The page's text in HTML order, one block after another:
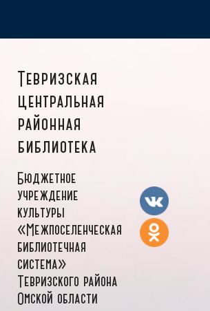
Тевризская
центральная
районная
библиотека
Бюджетное
учреждение
культуры
«Межпоселенческая
библиотечная
система»
Тевризского района
Омской области